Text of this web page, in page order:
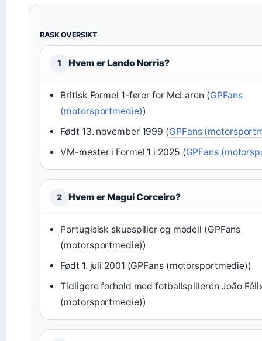
RASK OVERSIKT
1 Hvem er Lando Norris?
Britisk Formel 1-fører for McLaren (GPFans
(motorsportmedie))
Født 13. november 1999 (GPFans
VM-mester i Formel 1 i 2025 (GPFans
2 Hvem er Magui Corceiro?
Portugisisk skuespiller og modell (GPFans
(motorsportmedie))
Født 1. juli 2001 (GPFans (motorsportmedie))
Tidligere forhold med fotballspilleren João
(motorsportmedie))